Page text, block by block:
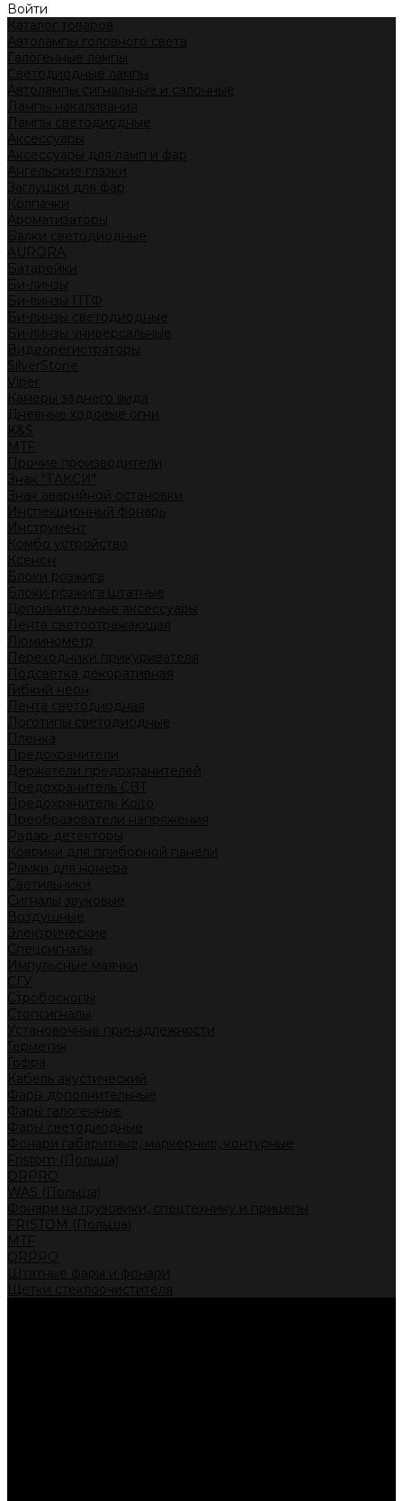
Войти
Каталог товаров
Автолампы головного света
Галогенные лампы
Светодиодные лампы
Автолампы сигнальные и салонные
Лампы накаливания
Лампы светодиодные
Аксессуары
Аксессуары для ламп и фар
Ангельские глазки
Заглушки для фар
Колпачки
Ароматизаторы
Балки светодиодные
AURORA
Батарейки
Би-линзы
Би-линзы ПТФ
Би-линзы светодиодные
Би-линзы универсальные
Видеорегистраторы
SilverStone
Viper
Камеры заднего вида
Дневные ходовые огни
K&S
MTF
Прочие производители
Знак "ТАКСИ"
Знак аварийной остановки
Инспекционный фонарь
Инструмент
Комбо устройство
Ксенон
Блоки розжига
Блоки розжига штатные
Дополнительные аксессуары
Лента светоотражающая
Люминометр
Переходники прикуривателя
Подсветка декоративная
Гибкий неон
Лента светодиодная
Логотипы светодиодные
Пленка
Предохранители
Держатели предохранителей
Предохранитель CBT
Предохранитель Koito
Преобразователи напряжения
Радар-детекторы
Коврики для приборной панели
Рамки для номера
Светильники
Сигналы звуковые
Воздушные
Электрические
Спецсигналы
Импульсные маячки
СГУ
Стробоскопы
Стопсигналы
Установочные принадлежности
Герметик
Гофра
Кабель акустический
Фары дополнительные
Фары галогенные
Фары светодиодные
Фонари габаритные, маркерные, контурные
Fristom (Польша)
ORPRO
WAS (Польша)
Фонари на грузовики, спецтехнику и прицепы
FRISTOM (Польша)
MTF
ORPRO
Штатные фары и фонари
Щетки стеклоочистителя